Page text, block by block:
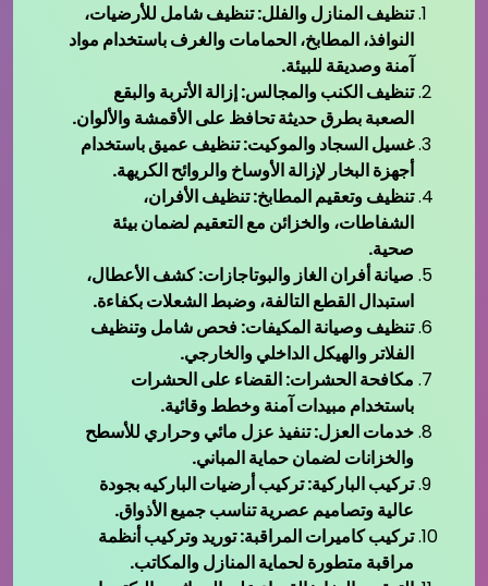
تنظيف المنازل والفلل: تنظيف شامل للأرضيات،
النوافذ، المطابخ، الحمامات والغرف باستخدام مواد
آمنة وصديقة للبيئة.
تنظيف الكنب والمجالس: إزالة الأتربة والبقع
الصعبة بطرق حديثة تحافظ على الأقمشة والألوان.
غسيل السجاد والموكيت: تنظيف عميق باستخدام
أجهزة البخار لإزالة الأوساخ والروائح الكريهة.
تنظيف وتعقيم المطابخ: تنظيف الأفران،
الشفاطات، والخزائن مع التعقيم لضمان بيئة
صحية.
صيانة أفران الغاز والبوتاجازات: كشف الأعطال،
استبدال القطع التالفة، وضبط الشعلات بكفاءة.
تنظيف وصيانة المكيفات: فحص شامل وتنظيف
الفلاتر والهيكل الداخلي والخارجي.
مكافحة الحشرات: القضاء على الحشرات
باستخدام مبيدات آمنة وخطط وقائية.
خدمات العزل: تنفيذ عزل مائي وحراري للأسطح
والخزانات لضمان حماية المباني.
تركيب الباركية: تركيب أرضيات الباركيه بجودة
عالية وتصاميم عصرية تناسب جميع الأذواق.
تركيب كاميرات المراقبة: توريد وتركيب أنظمة
مراقبة متطورة لحماية المنازل والمكاتب.